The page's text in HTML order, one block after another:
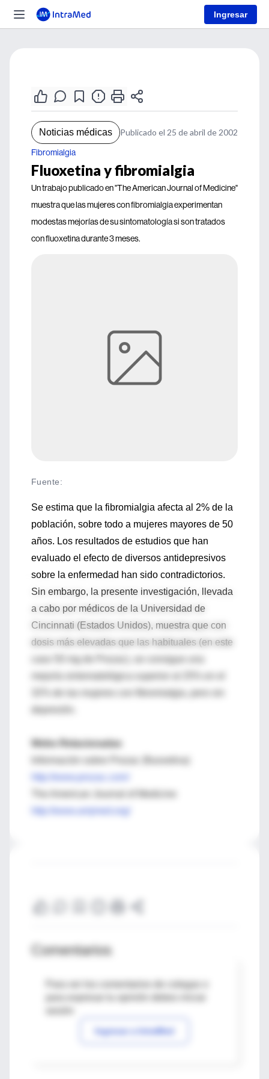
Ingresar
Noticias médicas Publicado el 25 de abril de 2002
Fibromialgia
Fluoxetina y fibromialgia
Un trabajo publicado en "The American Journal of Medicine"
muestra que las mujeres con fibromialgia experimentan
modestas mejorías de su sintomatología si son tratados
con fluoxetina durante 3 meses.
Fuente:
Se estima que la fibromialgia afecta al 2% de la
población, sobre todo a mujeres mayores de 50
años. Los resultados de estudios que han
evaluado el efecto de diversos antidepresivos
sobre la enfermedad han sido contradictorios.
Sin embargo, la presente investigación, llevada
a cabo por médicos de la Universidad de
Cincinnati (Estados Unidos), muestra que con
dosis más elevadas que las habituales (en este
caso 50 mg de Prozac), se consigue una
mejoría sintomatológica superior al 25% en el
32% de las mujeres con fibromialgia, pero sin
Webs Relacionadas
Comentarios
Para ver los comentarios de colegas o
Ingresar a IntraMed